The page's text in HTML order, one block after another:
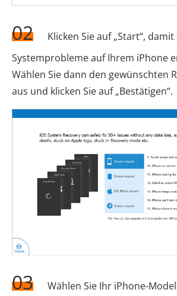
02
Klicken Sie auf „Start“,
Systemprobleme auf Ihrem iPhone
Wählen Sie dann den gewünschten
aus und klicken Sie auf „Bestätigen“.
03
Wählen Sie Ihr iPhone-